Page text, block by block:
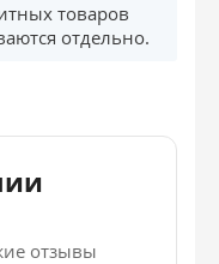
товаров
отдельно.
отзывы